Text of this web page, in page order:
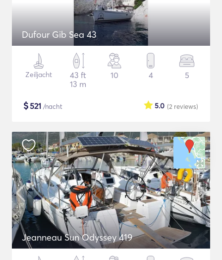
Dufour Gib Sea 43
Zeiljacht
43 ft
13 m
10 4 5
$521 /nacht (2 reviews)
5.0
Jeanneau Sun Odyssey 419